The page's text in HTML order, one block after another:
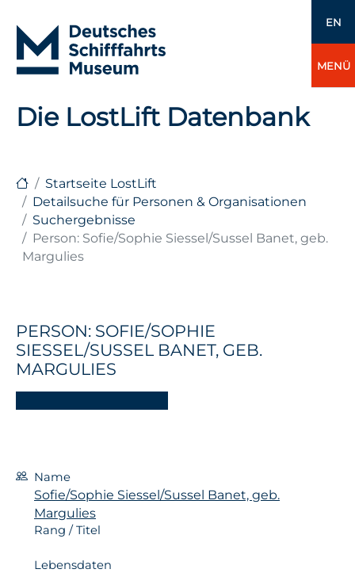
EN
MENÜ
Die LostLift Datenbank
Startseite LostLift
Detailsuche für Personen & Organisationen
Suchergebnisse
Person: Sofie/Sophie Siessel/Sussel Banet, geb.
Margulies
PERSON: SOFIE/SOPHIE
SIESSEL/SUSSEL BANET, GEB.
MARGULIES
Name
Sofie/Sophie Siessel/Sussel Banet, geb.
Margulies
Rang / Titel
Lebensdaten